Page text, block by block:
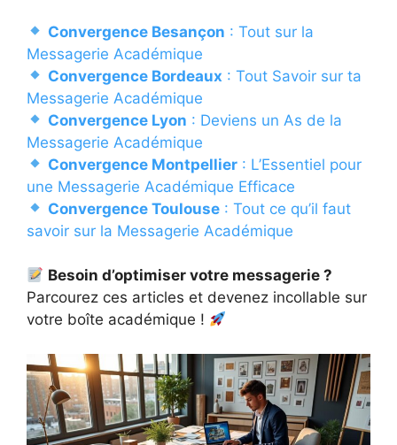
Convergence Besançon : Tout sur la
Messagerie Académique
Convergence Bordeaux : Tout Savoir sur ta
Messagerie Académique
Convergence Lyon : Deviens un As de la
Messagerie Académique
Convergence Montpellier : L’Essentiel pour
une Messagerie Académique Efficace
Convergence Toulouse : Tout ce qu’il faut
savoir sur la Messagerie Académique
Besoin d’optimiser votre messagerie ?
Parcourez ces articles et devenez incollable sur
votre boîte académique !